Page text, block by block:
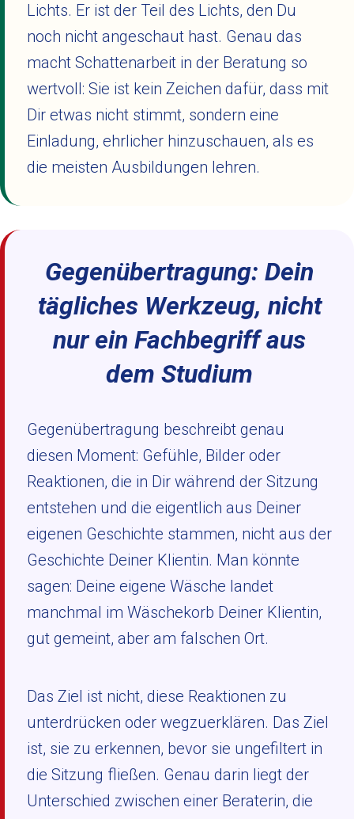
Lichts. Er ist der Teil des Lichts, den Du
noch nicht angeschaut hast. Genau das
macht Schattenarbeit in der Beratung so
wertvoll: Sie ist kein Zeichen dafür, dass mit
Dir etwas nicht stimmt, sondern eine
Einladung, ehrlicher hinzuschauen, als es
die meisten Ausbildungen lehren.
Gegenübertragung: Dein
tägliches Werkzeug, nicht
nur ein Fachbegriff aus
dem Studium
Gegenübertragung beschreibt genau
diesen Moment: Gefühle, Bilder oder
Reaktionen, die in Dir während der Sitzung
entstehen und die eigentlich aus Deiner
eigenen Geschichte stammen, nicht aus der
Geschichte Deiner Klientin. Man könnte
sagen: Deine eigene Wäsche landet
manchmal im Wäschekorb Deiner Klientin,
gut gemeint, aber am falschen Ort.
Das Ziel ist nicht, diese Reaktionen zu
unterdrücken oder wegzuerklären. Das Ziel
ist, sie zu erkennen, bevor sie ungefiltert in
die Sitzung fließen. Genau darin liegt der
Unterschied zwischen einer Beraterin, die